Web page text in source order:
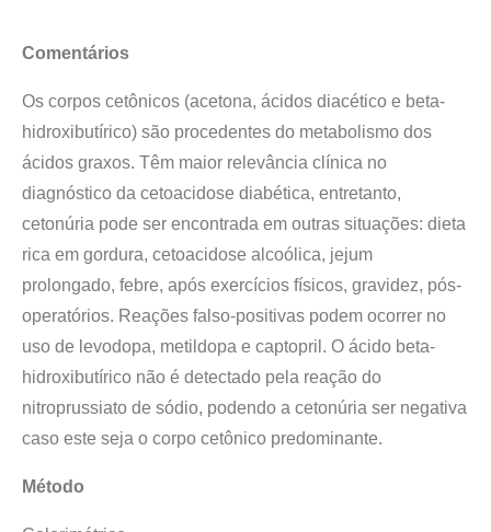
Comentários
Os corpos cetônicos (acetona, ácidos diacético e beta-
hidroxibutírico) são procedentes do metabolismo dos
ácidos graxos. Têm maior relevância clínica no
diagnóstico da cetoacidose diabética, entretanto,
cetonúria pode ser encontrada em outras situações: dieta
rica em gordura, cetoacidose alcoólica, jejum
prolongado, febre, após exercícios físicos, gravidez, pós-
operatórios. Reações falso-positivas podem ocorrer no
uso de levodopa, metildopa e captopril. O ácido beta-
hidroxibutírico não é detectado pela reação do
nitroprussiato de sódio, podendo a cetonúria ser negativa
caso este seja o corpo cetônico predominante.
Método